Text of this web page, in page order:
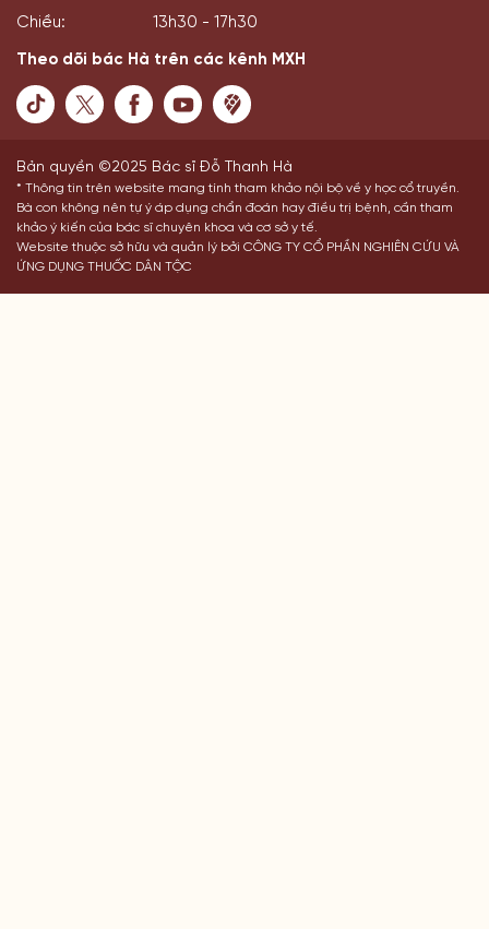
Chiều: 13h30 - 17h30
Theo dõi bác Hà trên các kênh MXH
Bản quyền ©2025 Bác sĩ Đỗ Thanh Hà
* Thông tin trên website mang tính tham khảo nội bộ về y học cổ truyền.
Bà con không nên tự ý áp dụng chẩn đoán hay điều trị bệnh, cần tham
khảo ý kiến của bác sĩ chuyên khoa và cơ sở y tế.
Website thuộc sở hữu và quản lý bởi CÔNG TY CỔ PHẦN NGHIÊN CỨU VÀ
ỨNG DỤNG THUỐC DÂN TỘC